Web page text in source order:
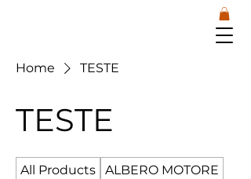
Home TESTE
TESTE
All Products
ALBERO MOTORE